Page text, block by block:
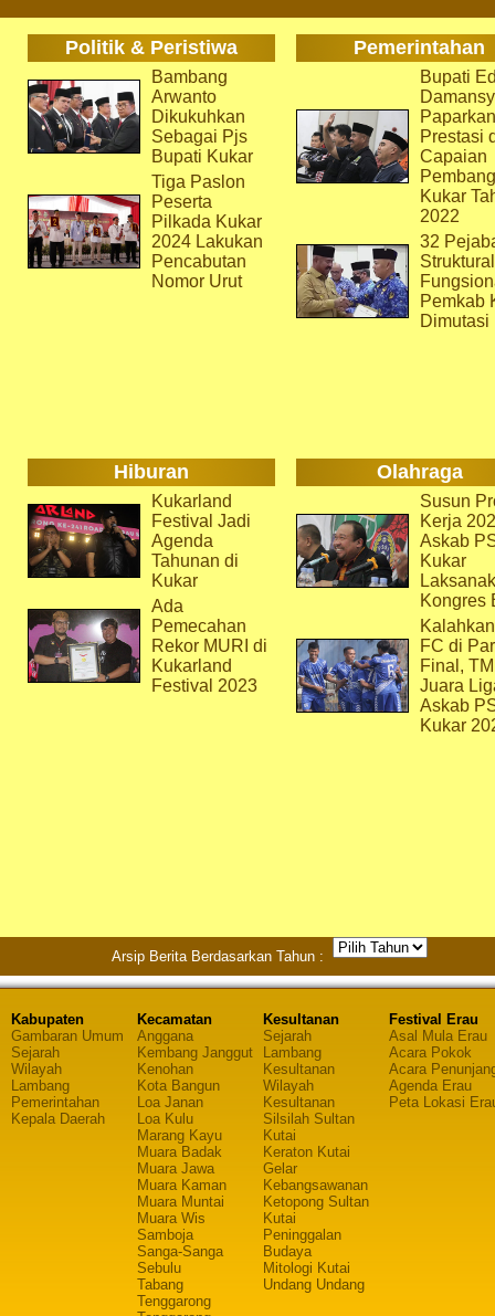
Politik & Peristiwa Pemerintahan
Bambang
Arwanto
Dikukuhkan
Sebagai Pjs
Bupati Kukar
Tiga Paslon
Peserta
Pilkada Kukar
2024 Lakukan
Pencabutan
Nomor Urut
Bupati
Paparkan
Prestasi
Capaian
Kukar
2022
32
Pemkab
Dimutasi
Hiburan Olahraga
Kukarland
Festival Jadi
Agenda
Tahunan di
Kukar
Ada
Pemecahan
Rekor MURI di
Kukarland
Festival 2023
Susun
Kerja
Askab
Kukar
Kongres
FC di
Final,
Juara
Askab
Kukar
Arsip Berita Berdasarkan Tahun :
Kabupaten
Gambaran Umum
Sejarah
Wilayah
Lambang
Pemerintahan
Kepala Daerah
Kecamatan
Anggana
Kembang Janggut
Kenohan
Kota Bangun
Loa Janan
Loa Kulu
Marang Kayu
Muara Badak
Muara Jawa
Muara Kaman
Muara Muntai
Muara Wis
Samboja
Sanga-Sanga
Sebulu
Tabang
Tenggarong
Kesultanan
Sejarah
Lambang
Kesultanan
Wilayah
Kesultanan
Silsilah Sultan
Kutai
Keraton Kutai
Gelar
Kebangsawanan
Ketopong Sultan
Kutai
Peninggalan
Budaya
Mitologi Kutai
Undang Undang
Festival Erau
Asal Mula Erau
Acara Pokok
Acara
Agenda Erau
Peta Lokasi